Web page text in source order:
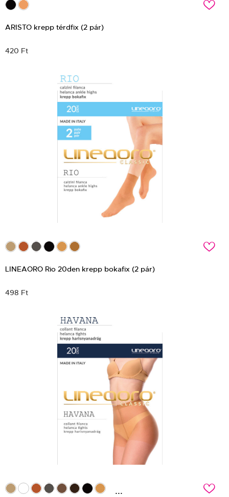
c
ARISTO krepp térdfix (2 pár)
420 Ft
c
LINEAORO Rio 20den krepp bokafix (2 pár)
498 Ft
... c